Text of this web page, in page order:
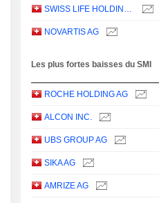
SWISS LIFE HOLDING AG
NOVARTIS AG
Les plus fortes baisses du SMI
ROCHE HOLDING AG
ALCON INC.
UBS GROUP AG
SIKA AG
AMRIZE AG